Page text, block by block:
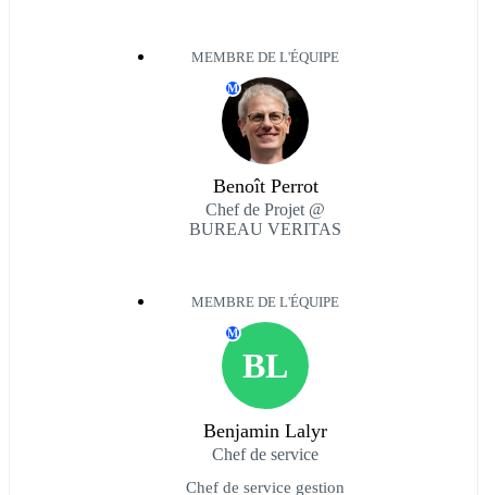
MEMBRE DE L'ÉQUIPE
M
Benoît Perrot
Chef de Projet @
BUREAU VERITAS
MEMBRE DE L'ÉQUIPE
BL
M
Benjamin Lalyr
Chef de service
Chef de service gestion